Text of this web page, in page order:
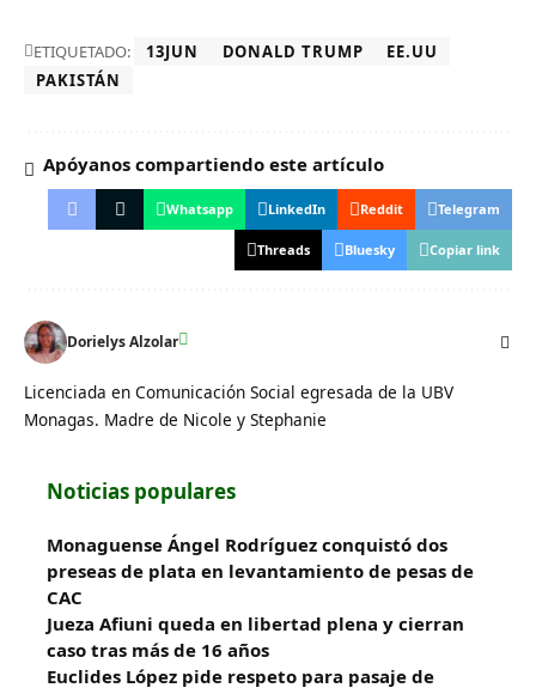
ETIQUETADO: 13JUN DONALD TRUMP
EE.UU
PAKISTÁN
Apóyanos compartiendo este artículo
Whatsapp LinkedIn Reddit Telegram
Threads Bluesky Copiar link
Dorielys Alzolar
Licenciada en Comunicación Social egresada de la UBV
Monagas. Madre de Nicole y Stephanie
Noticias populares
Monaguense Ángel Rodríguez conquistó dos
preseas de plata en levantamiento de pesas de
CAC
Jueza Afiuni queda en libertad plena y cierran
caso tras más de 16 años
Euclides López pide respeto para pasaje de